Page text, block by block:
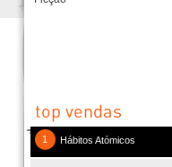
1 Hábitos Atómicos